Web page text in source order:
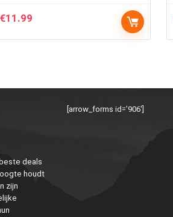
€11.99
deals
houdt
zijn
[arrow_forms id=’906′]